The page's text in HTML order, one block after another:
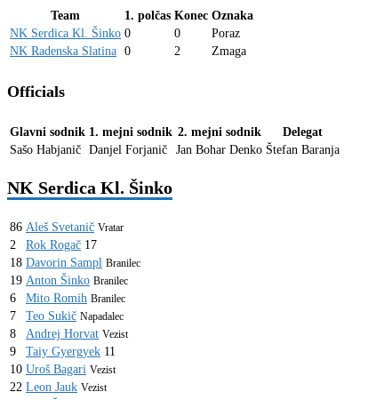
Team 1. polčas Konec Oznaka
NK Serdica Kl. Šinko 0 0
Poraz
NK Radenska Slatina 0 2 Zmaga
Officials
Glavni sodnik 1. mejni sodnik 2. mejni sodnik
Delegat
Sašo Habjanič Danjel Forjanič Jan Bohar Denko Štefan Baranja
NK Serdica Kl. Šinko
86 Aleš Svetanič Vratar
2 Rok Rogač 17
18 Davorin Sampl Branilec
19 Anton Šinko Branilec
6 Mito Romih Branilec
7 Teo Sukič Napadalec
8 Andrej Horvat Vezist
9 Taiy Gyergyek 11
10 Uroš Bagari Vezist
22 Leon Jauk Vezist